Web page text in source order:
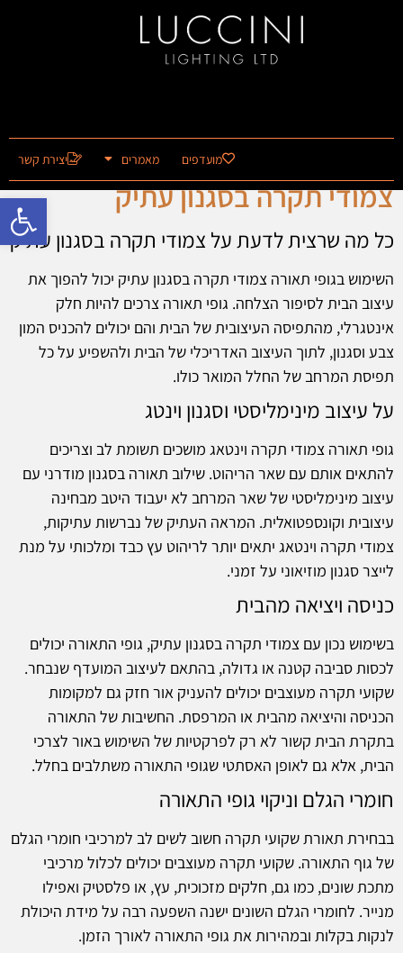
פתח
מועדפים מאמרים יצירת קשר
צמודי תקרה בסגנון עתיק
כל מה שרצית לדעת על צמודי תקרה בסגנון עתיק
השימוש בגופי תאורה צמודי תקרה בסגנון עתיק יכול להפוך את
עיצוב הבית לסיפור הצלחה. גופי תאורה צרכים להיות חלק
אינטגרלי, מהתפיסה העיצובית של הבית והם יכולים להכניס המון
צבע וסגנון, לתוך העיצוב האדריכלי של הבית ולהשפיע על כל
תפיסת המרחב של החלל המואר כולו.
על עיצוב מינימליסטי וסגנון וינטג
גופי תאורה צמודי תקרה וינטאג מושכים תשומת לב וצריכים
להתאים אותם עם שאר הריהוט. שילוב תאורה בסגנון מודרני עם
עיצוב מינימליסטי של שאר המרחב לא יעבוד היטב מבחינה
עיצובית וקונספטואלית. המראה העתיק של נברשות עתיקות,
צמודי תקרה וינטאג יתאים יותר לריהוט עץ כבד ומלכותי על מנת
לייצר סגנון מוזיאוני על זמני.
כניסה ויציאה מהבית
בשימוש נכון עם צמודי תקרה בסגנון עתיק, גופי התאורה יכולים
לכסות סביבה קטנה או גדולה, בהתאם לעיצוב המועדף שנבחר.
שקועי תקרה מעוצבים יכולים להעניק אור חזק גם למקומות
הכניסה והיציאה מהבית או המרפסת. החשיבות של התאורה
בתקרת הבית קשור לא רק לפרקטיות של השימוש באור לצרכי
הבית, אלא גם לאופן האסתטי שגופי התאורה משתלבים בחלל.
חומרי הגלם וניקוי גופי התאורה
בבחירת תאורת שקועי תקרה חשוב לשים לב למרכיבי חומרי הגלם
של גוף התאורה. שקועי תקרה מעוצבים יכולים לכלול מרכיבי
מתכת שונים, כמו גם, חלקים מזכוכית, עץ, או פלסטיק ואפילו
מנייר. לחומרי הגלם השונים ישנה השפעה רבה על מידת היכולת
לנקות בקלות ובמהירות את גופי התאורה לאורך הזמן.